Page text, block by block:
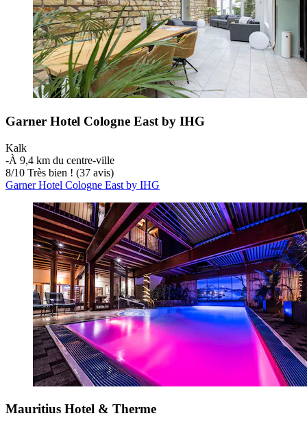
Garner Hotel Cologne East by IHG
Kalk
‐À 9,4 km du centre-ville
8/10 Très bien ! (37 avis)
Garner Hotel Cologne East by IHG
Mauritius Hotel & Therme